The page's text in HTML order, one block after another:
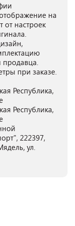
на
от настроек
продавца.
при заказе.
Республика,
Республика,
222397,
ул.